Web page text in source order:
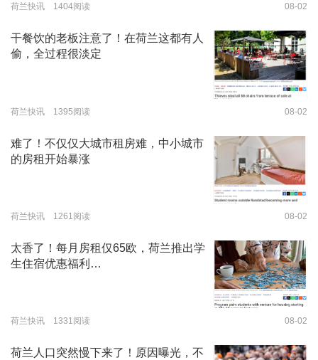
荷兰快讯 1404阅读 08-02
干餐饮的老板注意了！在荷兰这都有人
偷，全过程很淡定
荷兰快讯 1395阅读 08-02
难了！不仅仅大城市租房难，中小城市
的房租开始暴涨
荷兰快讯 1261阅读 08-02
太香了！每月房租仅65欧，荷兰推出学
生住宿优惠福利…
荷兰快讯 1331阅读 08-02
荷兰人口突然慢下来了！原因曝光，不